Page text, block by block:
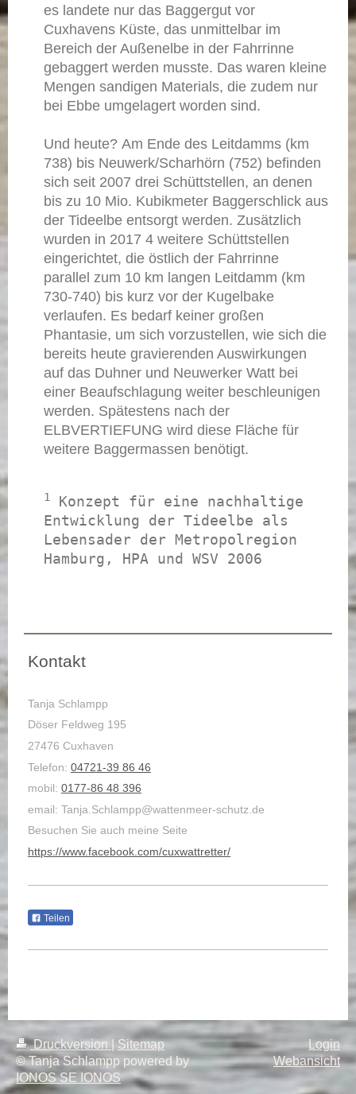
es landete nur das Baggergut vor
Cuxhavens Küste, das unmittelbar im
Bereich der Außenelbe in der Fahrrinne
gebaggert werden musste. Das waren kleine
Mengen sandigen Materials, die zudem nur
bei Ebbe umgelagert worden sind.
Und heute? Am Ende des Leitdamms (km
738) bis Neuwerk/Scharhörn (752) befinden
sich seit 2007 drei Schüttstellen, an denen
bis zu 10 Mio. Kubikmeter Baggerschlick aus
der Tideelbe entsorgt werden. Zusätzlich
wurden in 2017 4 weitere Schüttstellen
eingerichtet, die östlich der Fahrrinne
parallel zum 10 km langen Leitdamm (km
730-740) bis kurz vor der Kugelbake
verlaufen. Es bedarf keiner großen
Phantasie, um sich vorzustellen, wie sich die
bereits heute gravierenden Auswirkungen
auf das Duhner und Neuwerker Watt bei
einer Beaufschlagung weiter beschleunigen
werden. Spätestens nach der
ELBVERTIEFUNG wird diese Fläche für
weitere Baggermassen benötigt.
1
Konzept für eine nachhaltige
Entwicklung der Tideelbe als
Lebensader der Metropolregion
Kontakt
Tanja Schlampp
Döser Feldweg 195
27476 Cuxhaven
Telefon: 04721-39 86 46
mobil: 0177-86 48 396
email: Tanja.Schlampp@wattenmeer-schutz.de
Besuchen Sie auch meine Seite
https://www.facebook.com/cuxwattretter/
Teilen
Druckversion
Sitemap
© Tanja Schlampp powered by
IONOS SE IONOS
Login
Webansicht